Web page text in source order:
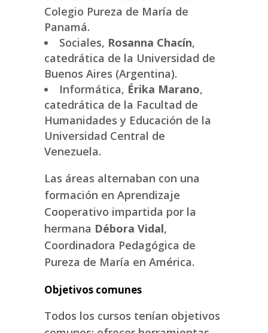
Colegio Pureza de María de
Panamá.
Sociales, Rosanna Chacín,
catedrática de la Universidad de
Buenos Aires (Argentina).
Informática, Érika Marano,
catedrática de la Facultad de
Humanidades y Educación de la
Universidad Central de
Venezuela.
Las áreas alternaban con una
formación en Aprendizaje
Cooperativo impartida por la
hermana Débora Vidal,
Coordinadora Pedagógica de
Pureza de María en América.
Objetivos comunes
Todos los cursos tenían objetivos